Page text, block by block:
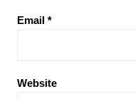
Email *
Website